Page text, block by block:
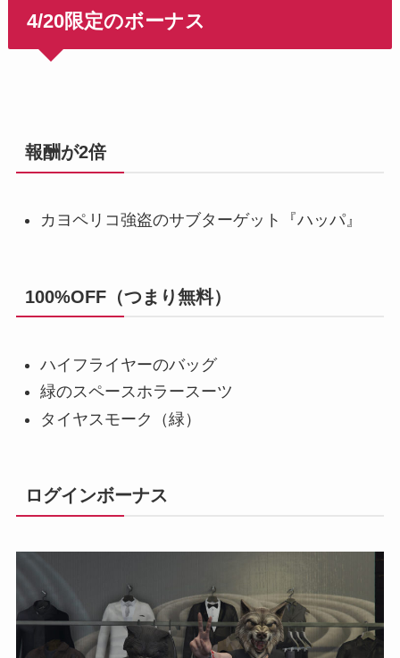
4/20限定のボーナス
報酬が2倍
カヨペリコ強盗のサブターゲット『ハッパ』
100%OFF（つまり無料）
ハイフライヤーのバッグ
緑のスペースホラースーツ
タイヤスモーク（緑）
ログインボーナス